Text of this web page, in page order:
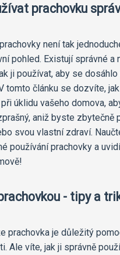
prachovku
není tak
pohled. Existují správné a
ji používat, aby se
tomto článku se dozvíte,
úklidu vašeho domova,
aniž byste zbytečně
svou vlastní zdraví.
používání prachovky a
- tipy a
prachovka je důležitý
Ale víte, jak ji správně